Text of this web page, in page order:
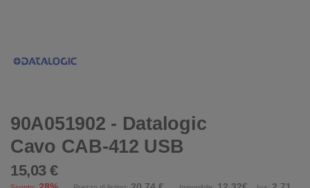
90A051902 - Datalogic
Cavo CAB-412 USB
15,03 €